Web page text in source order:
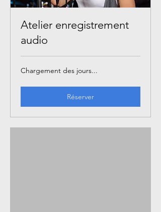
Atelier enregistrement
audio
Chargement des jours...
Réserver